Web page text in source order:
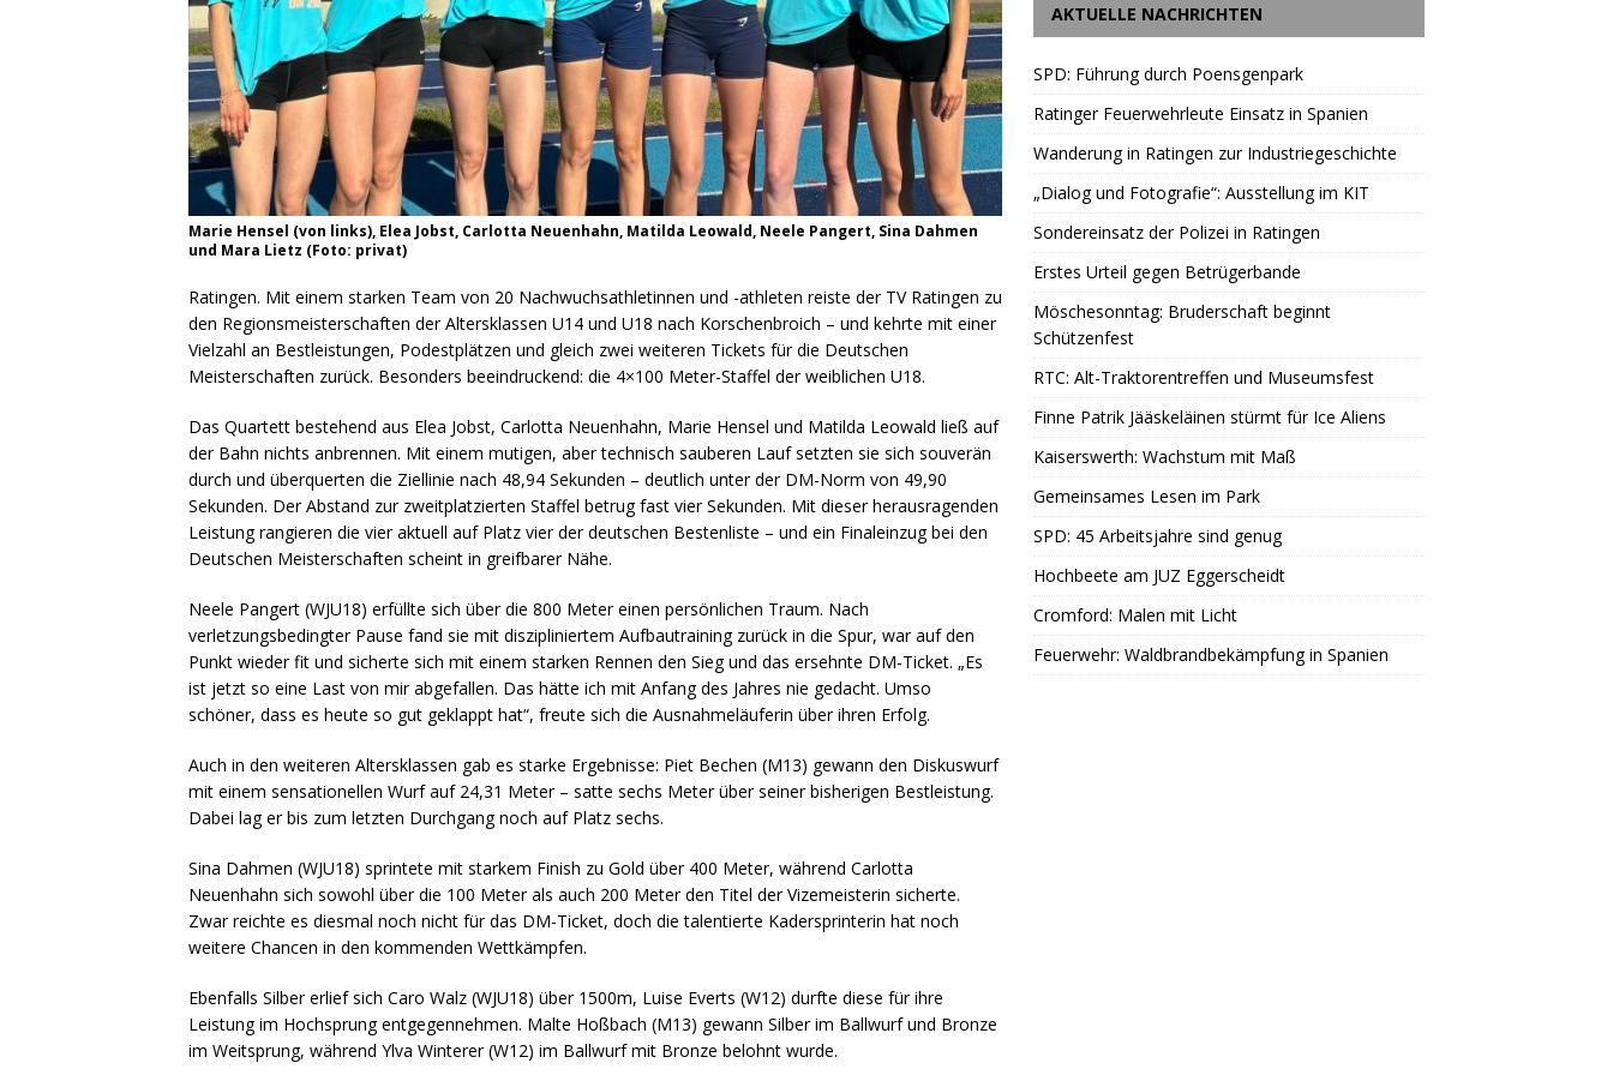
Marie Hensel (von links), Elea Jobst, Carlotta Neuenhahn, Matilda Leowald, Neele Pangert, Sina Dahmen
und Mara Lietz (Foto: privat)
Ratingen. Mit einem starken Team von 20 Nachwuchsathletinnen und -athleten reiste der TV Ratingen zu
den Regionsmeisterschaften der Altersklassen U14 und U18 nach Korschenbroich – und kehrte mit einer
Vielzahl an Bestleistungen, Podestplätzen und gleich zwei weiteren Tickets für die Deutschen
Meisterschaften zurück. Besonders beeindruckend: die 4×100 Meter-Staffel der weiblichen U18.
Das Quartett bestehend aus Elea Jobst, Carlotta Neuenhahn, Marie Hensel und Matilda Leowald ließ auf
der Bahn nichts anbrennen. Mit einem mutigen, aber technisch sauberen Lauf setzten sie sich souverän
durch und überquerten die Ziellinie nach 48,94 Sekunden – deutlich unter der DM-Norm von 49,90
Sekunden. Der Abstand zur zweitplatzierten Staffel betrug fast vier Sekunden. Mit dieser herausragenden
Leistung rangieren die vier aktuell auf Platz vier der deutschen Bestenliste – und ein Finaleinzug bei den
Deutschen Meisterschaften scheint in greifbarer Nähe.
Neele Pangert (WJU18) erfüllte sich über die 800 Meter einen persönlichen Traum. Nach
verletzungsbedingter Pause fand sie mit diszipliniertem Aufbautraining zurück in die Spur, war auf den
Punkt wieder fit und sicherte sich mit einem starken Rennen den Sieg und das ersehnte DM-Ticket. „Es
ist jetzt so eine Last von mir abgefallen. Das hätte ich mit Anfang des Jahres nie gedacht. Umso
schöner, dass es heute so gut geklappt hat“, freute sich die Ausnahmeläuferin über ihren Erfolg.
Auch in den weiteren Altersklassen gab es starke Ergebnisse: Piet Bechen (M13) gewann den Diskuswurf
mit einem sensationellen Wurf auf 24,31 Meter – satte sechs Meter über seiner bisherigen Bestleistung.
Dabei lag er bis zum letzten Durchgang noch auf Platz sechs.
Sina Dahmen (WJU18) sprintete mit starkem Finish zu Gold über 400 Meter, während Carlotta
Neuenhahn sich sowohl über die 100 Meter als auch 200 Meter den Titel der Vizemeisterin sicherte.
Zwar reichte es diesmal noch nicht für das DM-Ticket, doch die talentierte Kadersprinterin hat noch
weitere Chancen in den kommenden Wettkämpfen.
Ebenfalls Silber erlief sich Caro Walz (WJU18) über 1500m, Luise Everts (W12) durfte diese für ihre
Leistung im Hochsprung entgegennehmen. Malte Hoßbach (M13) gewann Silber im Ballwurf und Bronze
im Weitsprung, während Ylva Winterer (W12) im Ballwurf mit Bronze belohnt wurde.
AKTUELLE NACHRICHTEN
SPD: Führung durch Poensgenpark
Ratinger Feuerwehrleute Einsatz in Spanien
Wanderung in Ratingen zur Industriegeschichte
„Dialog und Fotografie“: Ausstellung im KIT
Sondereinsatz der Polizei in Ratingen
Erstes Urteil gegen Betrügerbande
Möschesonntag: Bruderschaft beginnt
Schützenfest
RTC: Alt-Traktorentreffen und Museumsfest
Finne Patrik Jääskeläinen stürmt für Ice Aliens
Kaiserswerth: Wachstum mit Maß
Gemeinsames Lesen im Park
SPD: 45 Arbeitsjahre sind genug
Hochbeete am JUZ Eggerscheidt
Cromford: Malen mit Licht
Feuerwehr: Waldbrandbekämpfung in Spanien